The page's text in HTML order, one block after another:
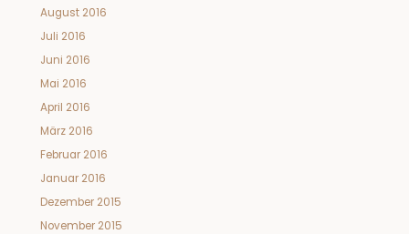
August 2016
Juli 2016
Juni 2016
Mai 2016
April 2016
März 2016
Februar 2016
Januar 2016
Dezember 2015
November 2015